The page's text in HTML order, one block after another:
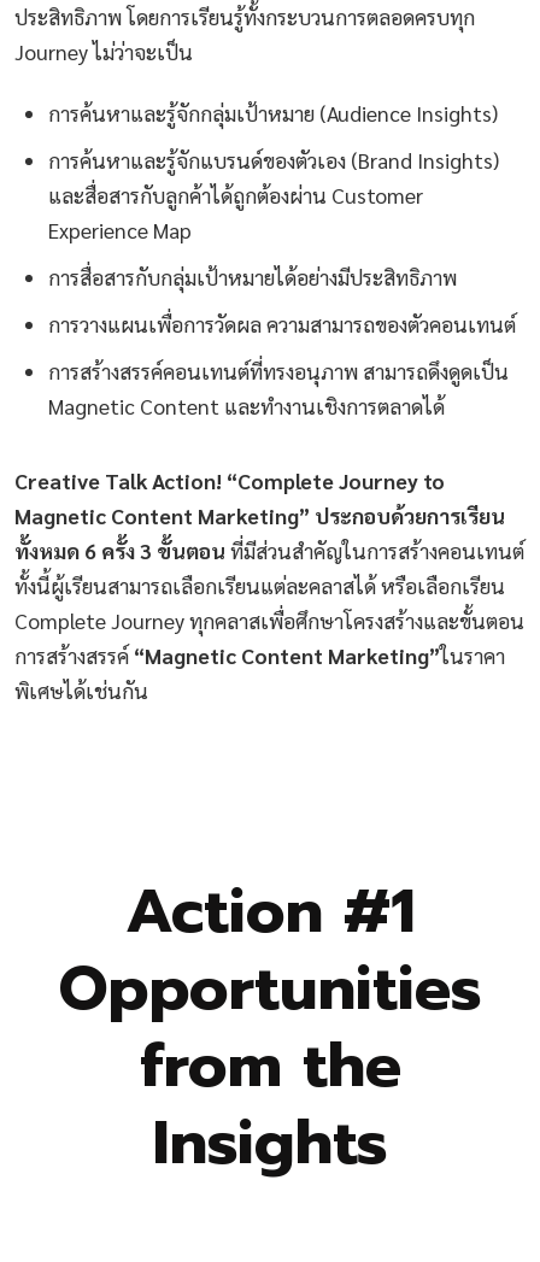
ประสิทธิภาพ โดยการเรียนรู้ทั้งกระบวนการตลอดครบทุก
Journey ไม่ว่าจะเป็น
การค้นหาและรู้จักกลุ่มเป้าหมาย (Audience Insights)
การค้นหาและรู้จักแบรนด์ของตัวเอง (Brand Insights)
และสื่อสารกับลูกค้าได้ถูกต้องผ่าน Customer
Experience Map
การสื่อสารกับกลุ่มเป้าหมายได้อย่างมีประสิทธิภาพ
การวางแผนเพื่อการวัดผล ความสามารถของตัวคอนเทนต์
การสร้างสรรค์คอนเทนต์ที่ทรงอนุภาพ สามารถดึงดูดเป็น
Magnetic Content และทำงานเชิงการตลาดได้
Creative Talk Action! “Complete Journey to
Magnetic Content Marketing” ประกอบด้วยการเรียน
ทั้งหมด 6 ครั้ง 3 ขั้นตอน ที่มีส่วนสำคัญในการสร้างคอนเทนต์
ทั้งนี้ผู้เรียนสามารถเลือกเรียนแต่ละคลาสได้ หรือเลือกเรียน
Complete Journey ทุกคลาสเพื่อศึกษาโครงสร้างและขั้นตอน
การสร้างสรรค์ “Magnetic Content Marketing”ในราคา
พิเศษได้เช่นกัน
Action #1
Opportunities
from the
Insights